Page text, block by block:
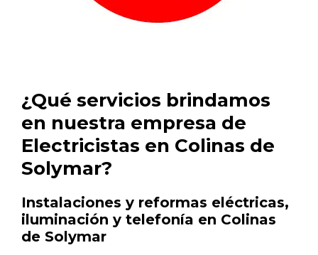
¿Qué servicios brindamos
en nuestra empresa de
Electricistas en Colinas de
Solymar?
Instalaciones y reformas eléctricas,
iluminación y telefonía en Colinas
de Solymar